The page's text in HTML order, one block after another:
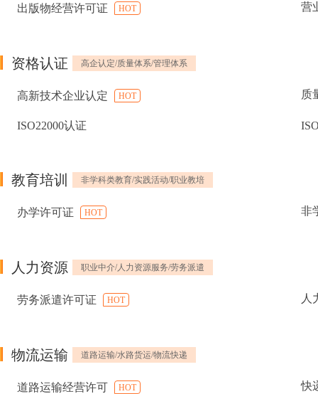
出版物经营许可证 HOT 营
资格认证 高企认定/质量体系/管理体系
高新技术企业认定 HOT 质
ISO22000认证
教育培训 非学科类教育/实践活动/职业教培
办学许可证 HOT 非
人力资源 职业中介/人力资源服务/劳务派遣
劳务派遣许可证 HOT 人
物流运输 道路运输/水路货运/物流快递
道路运输经营许可 HOT 快